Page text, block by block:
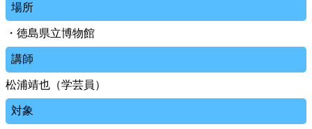
場所
・徳島県立博物館
講師
松浦靖也（学芸員）
対象